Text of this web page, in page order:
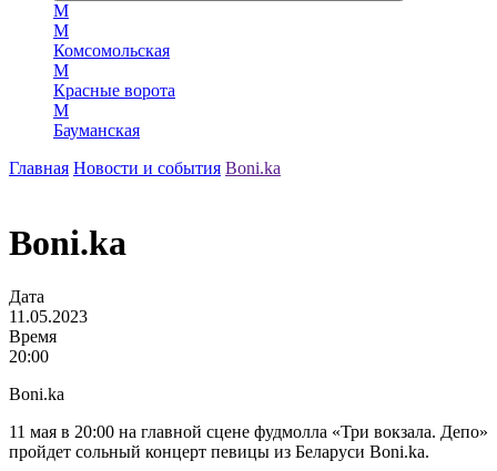
М
М
Комсомольская
М
Красные ворота
М
Бауманская
Главная Новости и события Boni.ka
Boni.ka
Дата
11.05.2023
Время
20:00
Boni.ka
11 мая в 20:00 на главной сцене фудмолла «Три вокзала. Депо»
пройдет сольный концерт певицы из Беларуси Boni.ka.